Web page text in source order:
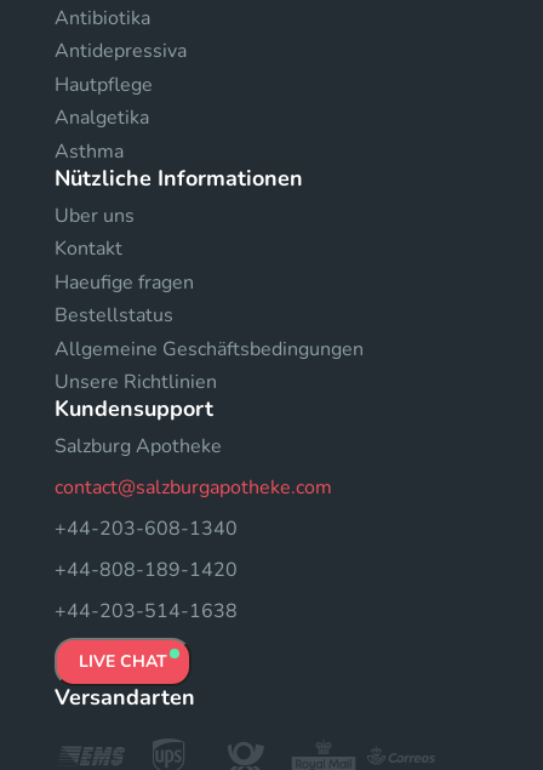
Antibiotika
Antidepressiva
Hautpflege
Analgetika
Asthma
Nützliche Informationen
Uber uns
Kontakt
Haeufige fragen
Bestellstatus
Allgemeine Geschäftsbedingungen
Unsere Richtlinien
Kundensupport
Salzburg Apotheke
contact@salzburgapotheke.com
+44-203-608-1340
+44-808-189-1420
+44-203-514-1638
LIVE CHAT
Versandarten